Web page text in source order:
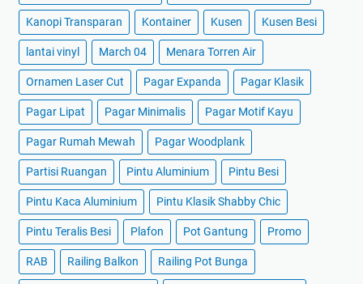
Kanopi Transparan Kontainer Kusen Kusen Besi
lantai vinyl March 04 Menara Torren Air
Ornamen Laser Cut Pagar Expanda Pagar Klasik
Pagar Lipat Pagar Minimalis Pagar Motif Kayu
Pagar Rumah Mewah Pagar Woodplank
Partisi Ruangan Pintu Aluminium Pintu Besi
Pintu Kaca Aluminium Pintu Klasik Shabby Chic
Pintu Teralis Besi Plafon Pot Gantung Promo
RAB Railing Balkon Railing Pot Bunga